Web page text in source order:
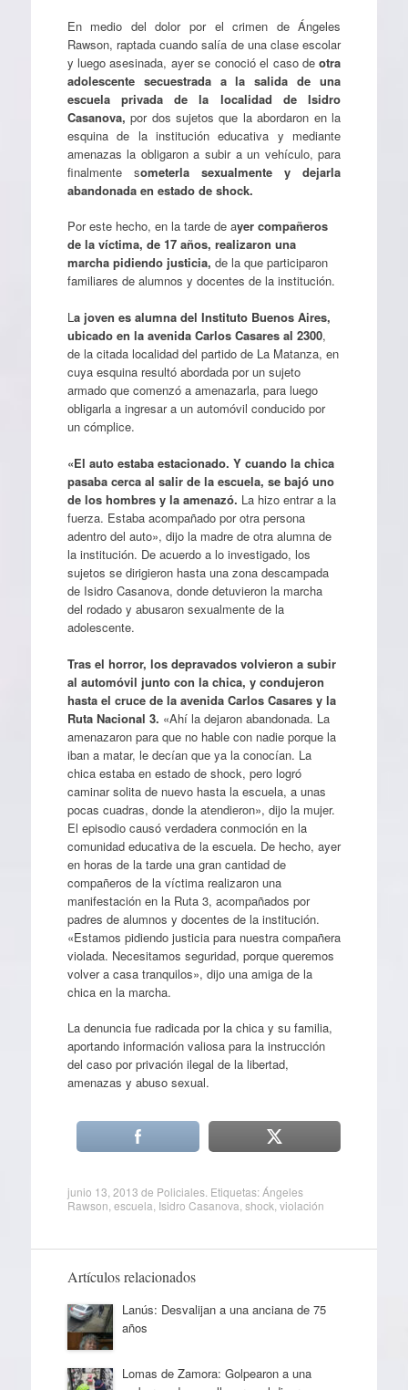
En medio del dolor por el crimen de Ángeles
Rawson, raptada cuando salía de una clase escolar
y luego asesinada, ayer se conoció el caso deotra
adolescente secuestrada a la salida de una
escuela privada de la localidad de Isidro
Casanova, por dos sujetos que la abordaron en la
esquina de la institución educativa y mediante
amenazas la obligaron a subir a un vehículo, para
finalmente someterla sexualmente y dejarla
abandonada en estado de shock.
Por este hecho, en la tarde de ayer compañeros
de la víctima, de 17 años, realizaron una
marcha pidiendo justicia, de la que participaron
familiares de alumnos y docentes de la institución.
L a joven es alumna del Instituto Buenos Aires,
ubicado en la avenida Carlos Casares al 2300,
de la citada localidad del partido de La Matanza, en
cuya esquina resultó abordada por un sujeto
armado que comenzó a amenazarla, para luego
obligarla a ingresar a un automóvil conducido por
un cómplice.
«El auto estaba estacionado. Y cuando la chica
pasaba cerca al salir de la escuela, se bajó uno
de los hombres y la amenazó. La hizo entrar a la
fuerza. Estaba acompañado por otra persona
adentro del auto», dijo la madre de otra alumna de
la institución. De acuerdo a lo investigado, los
sujetos se dirigieron hasta una zona descampada
de Isidro Casanova, donde detuvieron la marcha
del rodado y abusaron sexualmente de la
adolescente.
Tras el horror, los depravados volvieron a subir
al automóvil junto con la chica, y condujeron
hasta el cruce de la avenida Carlos Casares y la
Ruta Nacional 3. «Ahí la dejaron abandonada. La
amenazaron para que no hable con nadie porque la
iban a matar, le decían que ya la conocían. La
chica estaba en estado de shock, pero logró
caminar solita de nuevo hasta la escuela, a unas
pocas cuadras, donde la atendieron», dijo la mujer.
El episodio causó verdadera conmoción en la
comunidad educativa de la escuela. De hecho, ayer
en horas de la tarde una gran cantidad de
compañeros de la víctima realizaron una
manifestación en la Ruta 3, acompañados por
padres de alumnos y docentes de la institución.
«Estamos pidiendo justicia para nuestra compañera
violada. Necesitamos seguridad, porque queremos
volver a casa tranquilos», dijo una amiga de la
chica en la marcha.
La denuncia fue radicada por la chica y su familia,
aportando información valiosa para la instrucción
del caso por privación ilegal de la libertad,
amenazas y abuso sexual.
junio 13, 2013 de Policiales. Etiquetas:Ángeles
Rawson escuela Isidro Casanova shock violación
Artículos relacionados
Lanús: Desvalijan a una anciana de 75
años
Lomas de Zamora: Golpearon a una